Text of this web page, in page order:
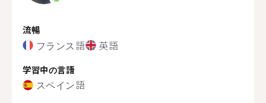
流暢
フランス語 英語
学習中の言語
スペイン語